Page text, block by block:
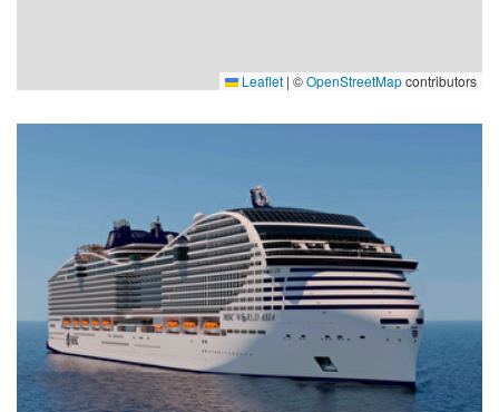
Leaflet | ©OpenStreetMapcontributors